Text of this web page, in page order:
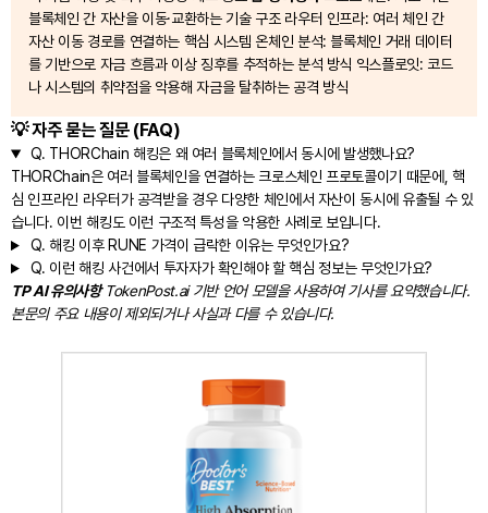
블록체인 간 자산을 이동·교환하는 기술 구조 라우터 인프라: 여러 체인 간
자산 이동 경로를 연결하는 핵심 시스템 온체인 분석: 블록체인 거래 데이터
를 기반으로 자금 흐름과 이상 징후를 추적하는 분석 방식 익스플로잇: 코드
나 시스템의 취약점을 악용해 자금을 탈취하는 공격 방식
💡 자주 묻는 질문 (FAQ)
Q. THORChain 해킹은 왜 여러 블록체인에서 동시에 발생했나요?
THORChain은 여러 블록체인을 연결하는 크로스체인 프로토콜이기 때문에, 핵
심 인프라인 라우터가 공격받을 경우 다양한 체인에서 자산이 동시에 유출될 수 있
습니다. 이번 해킹도 이런 구조적 특성을 악용한 사례로 보입니다.
Q. 해킹 이후 RUNE 가격이 급락한 이유는 무엇인가요?
Q. 이런 해킹 사건에서 투자자가 확인해야 할 핵심 정보는 무엇인가요?
TP AI 유의사항TokenPost.ai 기반 언어 모델을 사용하여 기사를 요약했습니다.
본문의 주요 내용이 제외되거나 사실과 다를 수 있습니다.